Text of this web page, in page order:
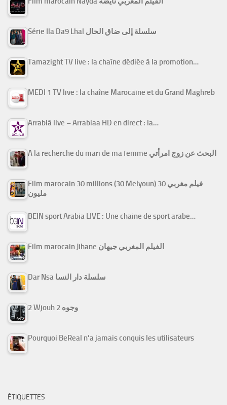
Série Ila Da9 Lhal سلسلة إلى ضاق الحال
Tamazight TV live : la chaîne dédiée à la promotion…
MEDI 1 TV live : la chaîne Marocaine et du Grand Maghreb
Arrabiâ live – Arrabiaa HD en direct : la…
A la recherche du mari de ma femme البحث عن زوج امرأتي
Film marocain 30 millions (30 Melyoun) فيلم مغربي 30
مليون
BEIN sport Arabia LIVE : Une chaine de sport arabe…
Film marocain Jihane الفيلم المغربي جيهان
Dar Nsa سلسلة دار النسا
2 Wjouh 2 وجوه
Pourquoi BeReal n’a jamais conquis les utilisateurs
ÉTIQUETTES